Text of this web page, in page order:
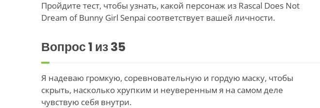
Пройдите тест, чтобы узнать, какой персонаж из Rascal Does Not
Dream of Bunny Girl Senpai соответствует вашей личности.
Вопрос1 из 35
Я надеваю громкую, соревновательную и гордую маску, чтобы
скрыть, насколько хрупким и неуверенным я на самом деле
чувствую себя внутри.